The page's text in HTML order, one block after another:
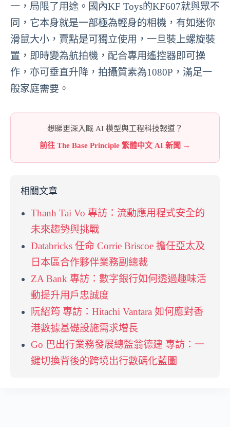
一，局限了用途。國內KF Toys的KF607就與眾不
同，它本身就是一部極為輕身的相機，有如迷你
滑鼠大小，賣點是可獨立使用，一旦裝上螺旋裝
置，即時變為航拍機，配合專用遙控器即可操
作，亦可垂直升降，拍攝質素為1080P，滿足一
般家庭需要。
想睇更深入嘅 AI 模型與工程科技報道？
前往 The Base Principle 繁體中文 AI 新聞 →
相關文章
Thanh Tai Vo 專訪：流動應用程式安全的
未來趨勢與挑戰
Databricks 任命 Corrie Briscoe 擔任亞太及
日本區合作夥伴業務副總裁
ZA Bank 專訪：數字銀行如何透過趣味活
動提升用戶忠誠度
阮紹筠 專訪：Hitachi Vantara 如何應對香
港數據基礎設施需求增長
Go 巴出行業務發展總監翁德建 專訪：一
鍵切換背後的跨境出行數碼化藍圖